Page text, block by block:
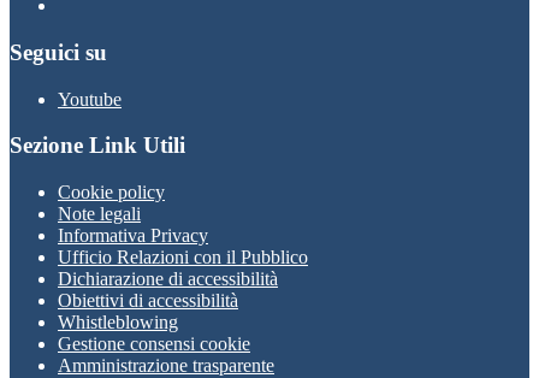
Seguici su
Youtube
Sezione Link Utili
Cookie policy
Note legali
Informativa Privacy
Ufficio Relazioni con il Pubblico
Dichiarazione di accessibilità
Obiettivi di accessibilità
Whistleblowing
Gestione consensi cookie
Amministrazione trasparente